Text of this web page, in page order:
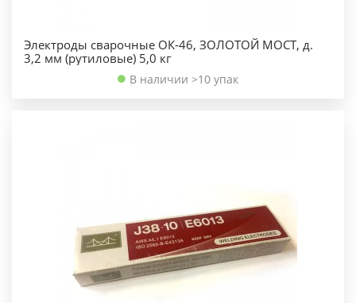
Электроды сварочные ОК-46, ЗОЛОТОЙ МОСТ, д.
3,2 мм (рутиловые) 5,0 кг
В наличии >10 упак